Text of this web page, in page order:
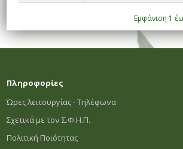
Εμφάνιση 1
Πληροφορίες
Ώρες λειτουργίας - Τηλέφωνα
Σχετικά με τον Σ.Φ.Η.Π.
Πολιτική Ποιότητας